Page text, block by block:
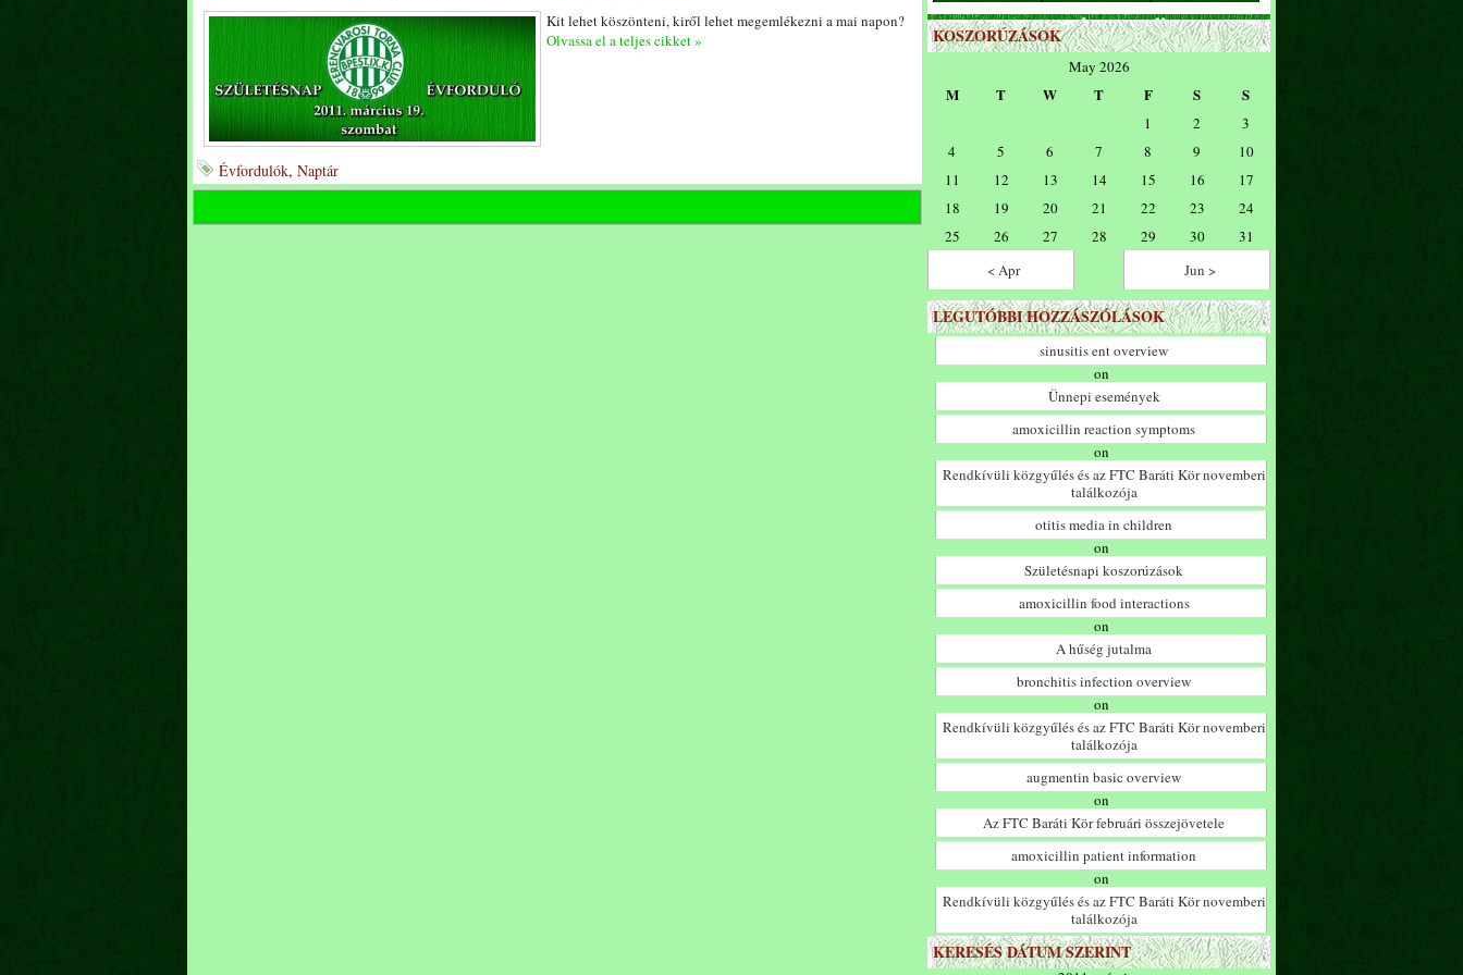
Kit lehet köszönteni, kiről lehet megemlékezni a mai napon?
Olvassa el a teljes cikket »
Évfordulók, Naptár
KOSZORÚZÁSOK
May 2026
M T W T F S S
1 2
3
4
5 6 7 8 9
10
11
12 13 14 15 16
17
18
19 20 21 22 23
24
25
26 27 28 29 30
31
< Apr
Jun >
LEGUTÓBBI HOZZÁSZÓLÁSOK
sinusitis ent overview
on
Ünnepi események
amoxicillin reaction symptoms
on
Rendkívüli közgyűlés és az FTC Baráti Kör novemberi
találkozója
otitis media in children
on
Születésnapi koszorúzások
amoxicillin food interactions
on
A hűség jutalma
bronchitis infection overview
on
Rendkívüli közgyűlés és az FTC Baráti Kör novemberi
találkozója
augmentin basic overview
on
Az FTC Baráti Kör februári összejövetele
amoxicillin patient information
on
Rendkívüli közgyűlés és az FTC Baráti Kör novemberi
találkozója
KERESÉS DÁTUM SZERINT